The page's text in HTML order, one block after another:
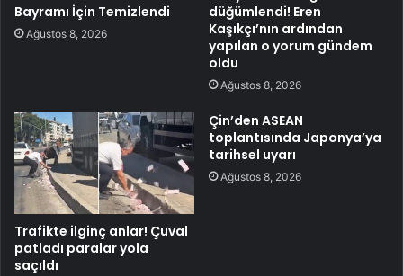
Bayramı İçin Temizlendi
Ağustos 8, 2026
düğümlendi! Eren
Kaşıkçı’nın ardından
yapılan o yorum gündem
oldu
Ağustos 8, 2026
Trafikte ilginç anlar! Çuval
patladı paralar yola
saçıldı
Çin’den ASEAN
toplantısında Japonya’ya
tarihsel uyarı
Ağustos 8, 2026